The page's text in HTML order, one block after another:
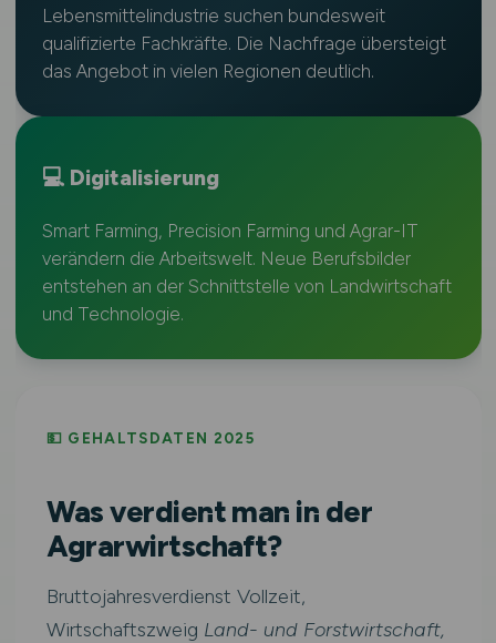
Lebensmittelindustrie suchen bundesweit
qualifizierte Fachkräfte. Die Nachfrage übersteigt
das Angebot in vielen Regionen deutlich.
💻 Digitalisierung
Smart Farming, Precision Farming und Agrar-IT
verändern die Arbeitswelt. Neue Berufsbilder
entstehen an der Schnittstelle von Landwirtschaft
und Technologie.
💵 GEHALTSDATEN 2025
Was verdient man in der
Agrarwirtschaft?
Bruttojahresverdienst Vollzeit,
Wirtschaftszweig Land- und Forstwirtschaft,